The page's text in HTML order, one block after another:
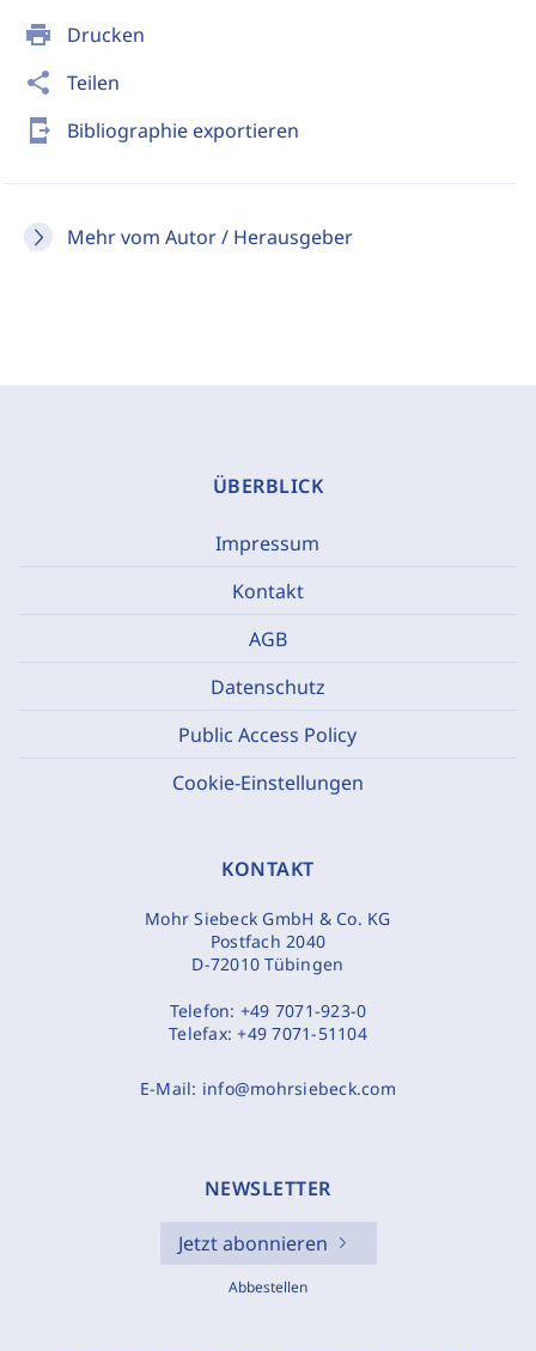
print Drucken
share Teilen
send_to_mobile Bibliographie exportieren
Mehr vom Autor / Herausgeber
ÜBERBLICK
Impressum
Kontakt
AGB
Datenschutz
Public Access Policy
Cookie-Einstellungen
KONTAKT
Mohr Siebeck GmbH & Co. KG
Postfach 2040
D-72010 Tübingen
Telefon: +49 7071-923-0
Telefax:+49 7071-51104
E-Mail: info@mohrsiebeck.com
NEWSLETTER
Jetzt abonnieren
Abbestellen